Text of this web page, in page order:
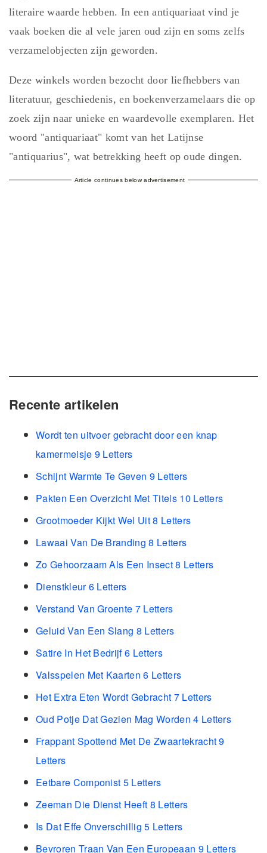
literaire waarde hebben. In een antiquariaat vind je
vaak boeken die al vele jaren oud zijn en soms zelfs
verzamelobjecten zijn geworden.
Deze winkels worden bezocht door liefhebbers van
literatuur, geschiedenis, en boekenverzamelaars die op
zoek zijn naar unieke en waardevolle exemplaren. Het
woord "antiquariaat" komt van het Latijnse
"antiquarius", wat betrekking heeft op oude dingen.
Article continues below advertisement
Recente artikelen
Wordt ten uitvoer gebracht door een knap
kamermeisje 9 Letters
Schijnt Warmte Te Geven 9 Letters
Pakten Een Overzicht Met Titels 10 Letters
Grootmoeder Kijkt Wel Uit 8 Letters
Lawaai Van De Branding 8 Letters
Zo Gehoorzaam Als Een Insect 8 Letters
Dienstkleur 6 Letters
Verstand Van Groente 7 Letters
Geluid Van Een Slang 8 Letters
Satire In Het Bedrijf 6 Letters
Valsspelen Met Kaarten 6 Letters
Het Extra Eten Wordt Gebracht 7 Letters
Oud Potje Dat Gezien Mag Worden 4 Letters
Frappant Spottend Met De Zwaartekracht 9
Letters
Eetbare Componist 5 Letters
Zeeman Die Dienst Heeft 8 Letters
Is Dat Effe Onverschillig 5 Letters
Bevroren Traan Van Een Europeaan 9 Letters